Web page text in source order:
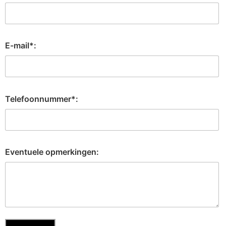
E-mail*:
Telefoonnummer*:
Eventuele opmerkingen: